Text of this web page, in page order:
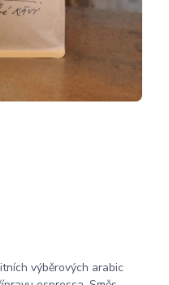
výběrových arabic